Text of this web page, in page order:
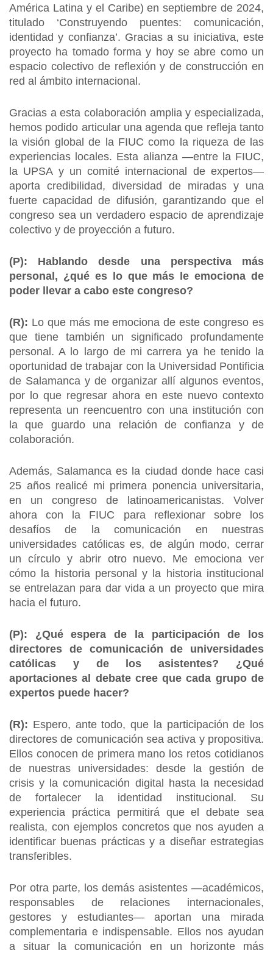
América Latina y el Caribe) en septiembre de 2024,
titulado ‘Construyendo puentes: comunicación,
identidad y confianza’. Gracias a su iniciativa, este
proyecto ha tomado forma y hoy se abre como un
espacio colectivo de reflexión y de construcción en
red al ámbito internacional.
Gracias a esta colaboración amplia y especializada,
hemos podido articular una agenda que refleja tanto
la visión global de la FIUC como la riqueza de las
experiencias locales. Esta alianza —entre la FIUC,
la UPSA y un comité internacional de expertos—
aporta credibilidad, diversidad de miradas y una
fuerte capacidad de difusión, garantizando que el
congreso sea un verdadero espacio de aprendizaje
colectivo y de proyección a futuro.
(P):
Hablando desde una perspectiva más
personal, ¿qué es lo que más le emociona de
poder llevar a cabo este congreso?
(R): Lo que más me emociona de este congreso es
que tiene también un significado profundamente
personal. A lo largo de mi carrera ya he tenido la
oportunidad de trabajar con la Universidad Pontificia
de Salamanca y de organizar allí algunos eventos,
por lo que regresar ahora en este nuevo contexto
representa un reencuentro con una institución con
la que guardo una relación de confianza y de
colaboración.
Además, Salamanca es la ciudad donde hace casi
25 años realicé mi primera ponencia universitaria,
en un congreso de latinoamericanistas. Volver
ahora con la FIUC para reflexionar sobre los
desafíos de la comunicación en nuestras
universidades católicas es, de algún modo, cerrar
un círculo y abrir otro nuevo. Me emociona ver
cómo la historia personal y la historia institucional
se entrelazan para dar vida a un proyecto que mira
hacia el futuro.
(P):
¿Qué espera de la participación de los
directores de comunicación de universidades
católicas y de los asistentes? ¿Qué
aportaciones al debate cree que cada grupo de
expertos puede hacer?
(R): Espero, ante todo, que la participación de los
directores de comunicación sea activa y propositiva.
Ellos conocen de primera mano los retos cotidianos
de nuestras universidades: desde la gestión de
crisis y la comunicación digital hasta la necesidad
de fortalecer la identidad institucional. Su
experiencia práctica permitirá que el debate sea
realista, con ejemplos concretos que nos ayuden a
identificar buenas prácticas y a diseñar estrategias
transferibles.
Por otra parte, los demás asistentes —académicos,
responsables de relaciones internacionales,
gestores y estudiantes— aportan una mirada
complementaria e indispensable. Ellos nos ayudan
a situar la comunicación en un horizonte más